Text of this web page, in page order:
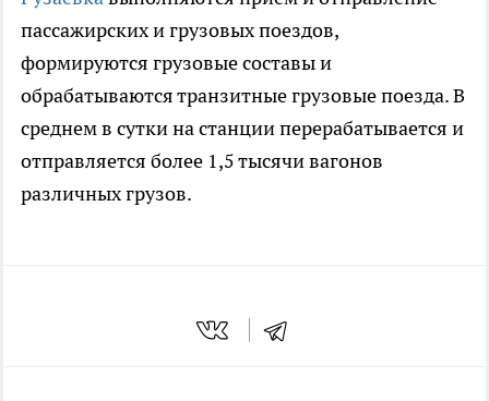
пассажирских и грузовых поездов,
формируются грузовые составы и
обрабатываются транзитные грузовые поезда. В
среднем в сутки на станции перерабатывается и
отправляется более 1,5 тысячи вагонов
различных грузов.